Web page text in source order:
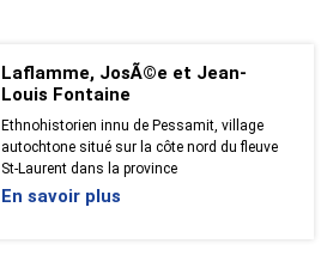
Laflamme, JosÃ©e et Jean-
Louis Fontaine
Ethnohistorien innu de Pessamit, village
autochtone situé sur la côte nord du fleuve
St-Laurent dans la province
En savoir plus